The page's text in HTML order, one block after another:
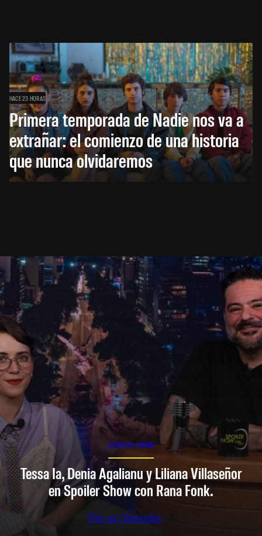
HACE 23 HORAS
Primera temporada de Nadie nos va a
extrañar: el comienzo de una historia
que nunca olvidaremos
SPOILER SHOW
Tessa Ia, Denia Agalianu y Liliana Villaseñor
en Spoiler Show con Rana Fonk.
Ver en Youtube